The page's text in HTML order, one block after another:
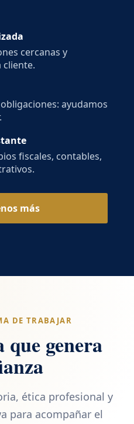
cercanas y
cliente.
ayudamos
fiscales, contables,
más
DE TRABAJAR
genera
ética profesional y
para acompañar el